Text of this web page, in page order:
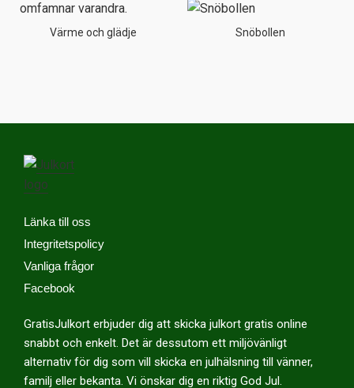
Värme och glädje Snöbollen
Länka till oss
Integritetspolicy
Vanliga frågor
Facebook
GratisJulkort erbjuder dig att skicka julkort gratis online
snabbt och enkelt. Det är dessutom ett miljövänligt
alternativ för dig som vill skicka en julhälsning till vänner,
familj eller bekanta. Vi önskar dig en riktig God Jul.